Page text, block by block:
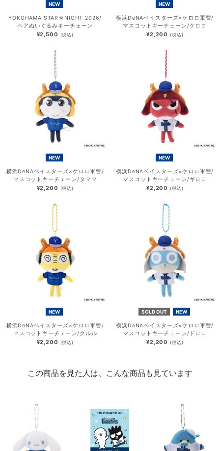
NEW
YOKOHAMA STAR☆NIGHT 2026/
ベアぬいぐるみキーチェーン
¥2,500 (税込)
NEW
横浜DeNAベイスターズ×ケロロ軍曹/
マスコットキーチェーン/ケロロ
¥2,200 (税込)
NEW
横浜DeNAベイスターズ×ケロロ軍曹/
マスコットキーチェーン/タママ
¥2,200 (税込)
NEW
横浜DeNAベイスターズ×ケロロ軍曹/
マスコットキーチェーン/ギロロ
¥2,200 (税込)
NEW
横浜DeNAベイスターズ×ケロロ軍曹/
マスコットキーチェーン/クルル
¥2,200 (税込)
SOLD OUT NEW
横浜DeNAベイスターズ×ケロロ軍曹/
マスコットキーチェーン/ドロロ
¥2,200 (税込)
この商品を見た人は、こんな商品も見ています